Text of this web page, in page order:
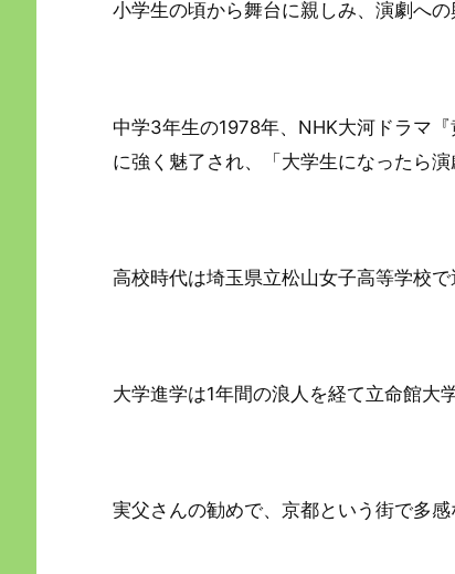
小学生の頃から舞台に親しみ、演劇への
中学3年生の1978年、NHK大河ドラマ
に強く魅了され、「大学生になったら
高校時代は埼玉県立松山女子高等学校
大学進学は1年間の浪人を経て立命館大学
実父さんの勧めで、京都という街で多